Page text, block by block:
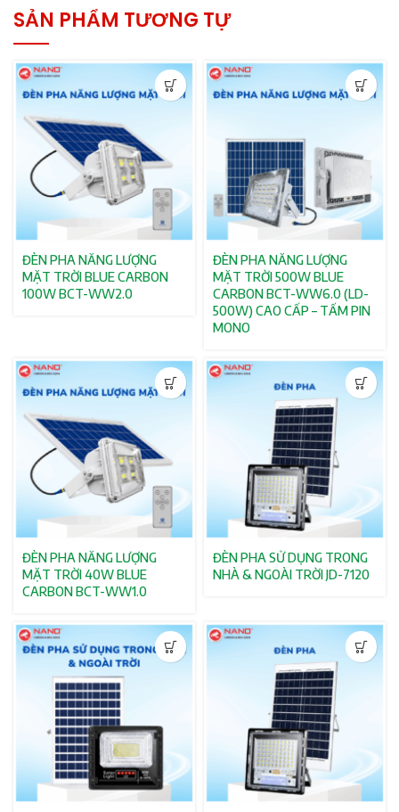
SẢN PHẨM TƯƠNG TỰ
ĐÈN PHA NĂNG LƯỢNG
MẶT TRỜI BLUE CARBON
100W BCT-WW2.0
ĐÈN PHA NĂNG LƯỢNG
MẶT TRỜI 500W BLUE
CARBON BCT-WW6.0 (LD-
500W) CAO CẤP – TẤM PIN
MONO
ĐÈN PHA NĂNG LƯỢNG
MẶT TRỜI 40W BLUE
CARBON BCT-WW1.0
ĐÈN PHA SỬ DỤNG TRONG
NHÀ & NGOÀI TRỜI JD-7120